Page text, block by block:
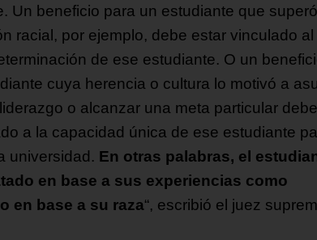
Un beneficio para un estudiante que
racial, por ejemplo, debe estar vinculado al
de ese estudiante. O un
cuya herencia o cultura lo motivó a
o alcanzar una meta particular debe
a la capacidad única de ese estudiante
universidad. En otras palabras, el
en base a sus experiencias como
en base a su raza“, escribió el juez